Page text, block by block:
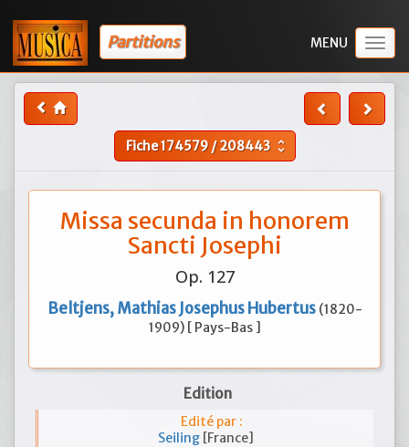
Partitions
Fiche174579/208443 unfold_more
Missa secunda in honorem
Sancti Josephi
Op. 127
Beltjens, Mathias Josephus Hubertus (1820-
1909) [ Pays-Bas ]
Edition
Edité par :
Seiling [France]